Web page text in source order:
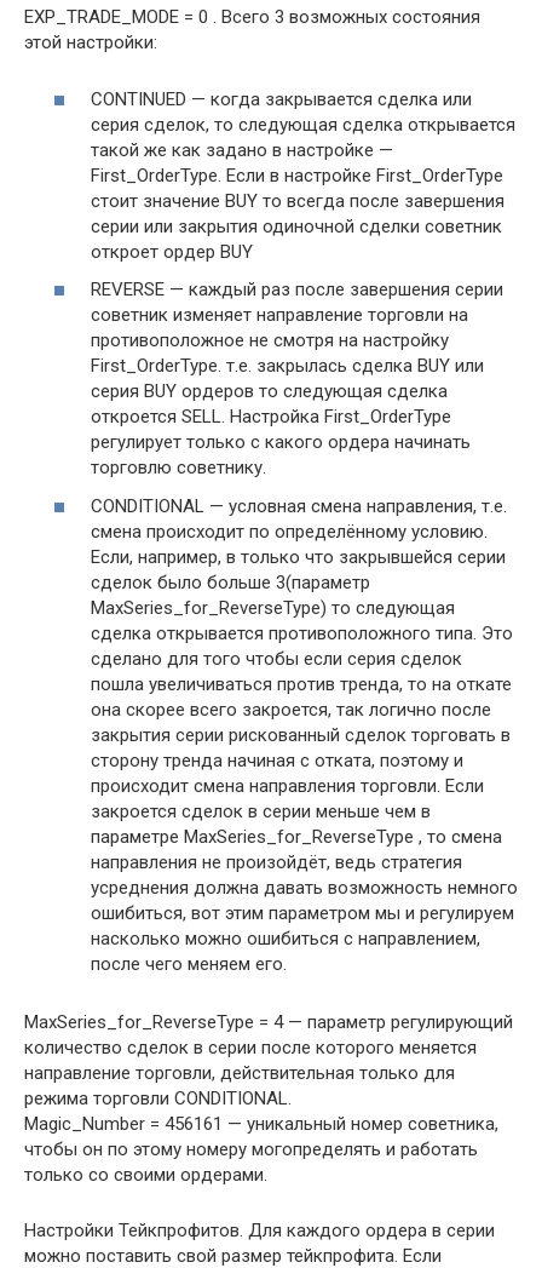
EXP_TRADE_MODE = 0 . Всего 3 возможных состояния
этой настройки:
CONTINUED — когда закрывается сделка или
серия сделок, то следующая сделка открывается
такой же как задано в настройке —
First_OrderType. Если в настройке First_OrderType
стоит значение BUY то всегда после завершения
серии или закрытия одиночной сделки советник
откроет ордер BUY
REVERSE — каждый раз после завершения серии
советник изменяет направление торговли на
противоположное не смотря на настройку
First_OrderType. т.е. закрылась сделка BUY или
серия BUY ордеров то следующая сделка
откроется SELL. Настройка First_OrderType
регулирует только с какого ордера начинать
торговлю советнику.
CONDITIONAL — условная смена направления, т.е.
смена происходит по определённому условию.
Если, например, в только что закрывшейся серии
сделок было больше 3(параметр
MaxSeries_for_ReverseType) то следующая
сделка открывается противоположного типа. Это
сделано для того чтобы если серия сделок
пошла увеличиваться против тренда, то на откате
она скорее всего закроется, так логично после
закрытия серии рискованный сделок торговать в
сторону тренда начиная с отката, поэтому и
происходит смена направления торговли. Если
закроется сделок в серии меньше чем в
параметре MaxSeries_for_ReverseType , то смена
направления не произойдёт, ведь стратегия
усреднения должна давать возможность немного
ошибиться, вот этим параметром мы и регулируем
насколько можно ошибиться с направлением,
после чего меняем его.
MaxSeries_for_ReverseType = 4 — параметр регулирующий
количество сделок в серии после которого меняется
направление торговли, действительная только для
режима торговли CONDITIONAL.
Magic_Number = 456161 — уникальный номер советника,
чтобы он по этому номеру могопределять и работать
только со своими ордерами.
Настройки Тейкпрофитов. Для каждого ордера в серии
можно поставить свой размер тейкпрофита. Если